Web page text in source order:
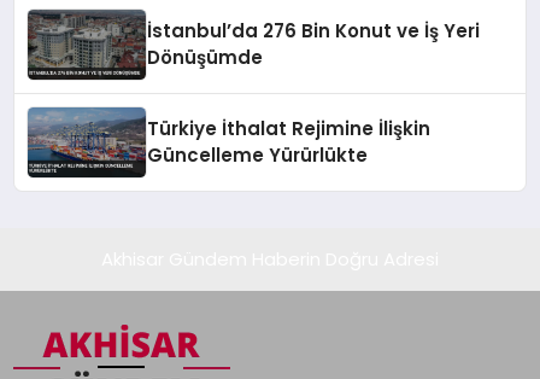
İstanbul’da 276 Bin Konut ve İş Yeri
Dönüşümde
Türkiye İthalat Rejimine İlişkin
Güncelleme Yürürlükte